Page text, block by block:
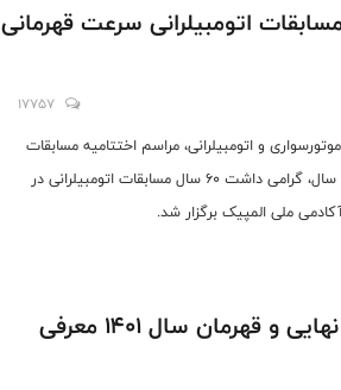
اتومبیلرانی سرعت قهرمانی
17757
و اتومبیلرانی، مراسم اختتامیه مسابقات
اتومبیلرانی سرعت قهرمانی سال، گرامی داشت ۶۰ سال مسابقات اتومبیلرانی در
ملی المپیک برگزار شد.
نفرات برتر مرحله نهایی و قهرمان سال ۱۴۰۱ معرفی